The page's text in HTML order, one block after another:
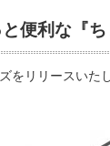
便利な『ち
をリリースいた